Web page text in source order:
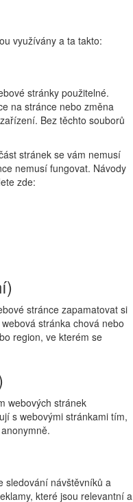
využívány a ta takto:
stránky použitelné.
na stránce nebo změna
Bez těchto souborů
stránek se vám nemusí
nemusí fungovat. Návody
zde:
stránce zapamatovat si
stránka chová nebo
region, ve kterém se
webových stránek
s webovými stránkami tím,
sledování návštěvníků a
které jsou relevantní a